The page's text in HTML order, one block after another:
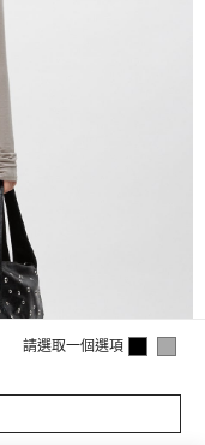
請選取一個選項